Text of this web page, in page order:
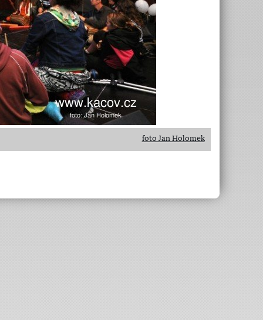
foto Jan Holomek